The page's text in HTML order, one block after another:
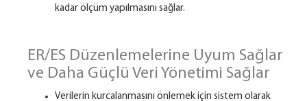
kadar ölçüm yapılmasını sağlar.
ER/ES Düzenlemelerine Uyum Sağlar
ve Daha Güçlü Veri Yönetimi Sağlar
Verilerin kurcalanmasını önlemek için sistem olarak